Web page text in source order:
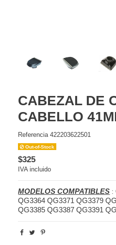
CABEZAL DE
CABELLO
Referencia 422203622501
Out-of-Stock
$325
IVA incluido
MODELOS COMPATIBLES :
QG3364 QG3371 QG3379
QG3385 QG3387 QG3391